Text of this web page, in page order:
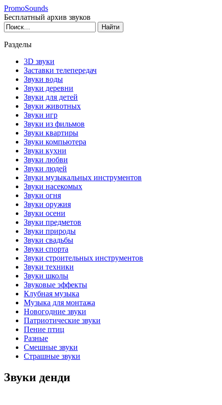
PromoSounds
Бесплатный архив звуков
Разделы
3D звуки
Заставки телепередач
Звуки воды
Звуки деревни
Звуки для детей
Звуки животных
Звуки игр
Звуки из фильмов
Звуки квартиры
Звуки компьютера
Звуки кухни
Звуки любви
Звуки людей
Звуки музыкальных инструментов
Звуки насекомых
Звуки огня
Звуки оружия
Звуки осени
Звуки предметов
Звуки природы
Звуки свадьбы
Звуки спорта
Звуки строительных инструментов
Звуки техники
Звуки школы
Звуковые эффекты
Клубная музыка
Музыка для монтажа
Новогодние звуки
Патриотические звуки
Пение птиц
Разные
Смешные звуки
Страшные звуки
Звуки денди